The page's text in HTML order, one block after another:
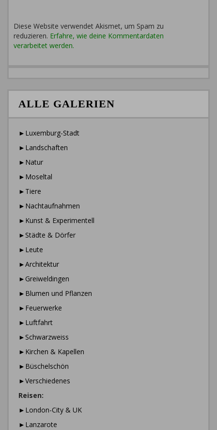
Diese Website verwendet Akismet, um Spam zu
reduzieren. Erfahre, wie deine Kommentardaten
verarbeitet werden.
ALLE GALERIEN
►Luxemburg-Stadt
►Landschaften
►Natur
►Moseltal
►Tiere
►Nachtaufnahmen
►Kunst & Experimentell
►Städte & Dörfer
►Leute
►Architektur
►Greiweldingen
►Blumen und Pflanzen
►Feuerwerke
►Luftfahrt
►Schwarzweiss
►Kirchen & Kapellen
►Büschelschön
►Verschiedenes
Reisen:
►London-City & UK
►Lanzarote